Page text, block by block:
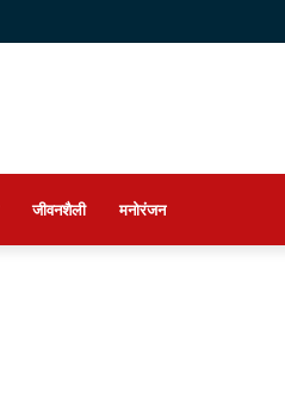
जीवनशैली मनोरंजन